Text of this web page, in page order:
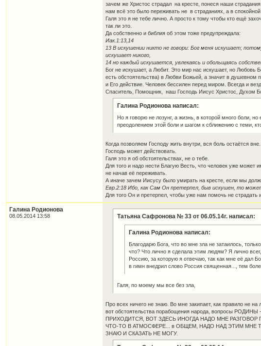
зачем же Христос страдал на кресте, понеся наши
нам всё это было переживать не в страданиях, а в
Галя это я не тебе лично. А просто к тому чтобы кто ещё
так ли это.
Да собственно и библия об этом тоже предупреждала:
Иак.1:13,14
13 В искушении никто не говори: Бог меня искушает;
искушает никого,
14 но каждый искушается, увлекаясь и обольщаясь
Бог не искушает, а Любит. Это мир нас искушает, но Любовь
есть обстоятельства) в Любви Божьей, а значит в душевном
и Его действие. Человек бессилен перед миром. Всегда и
Спаситель, Помощник, наш Господь Иисус Христос, Духом
Галина Родионова написал:
Но я говорю не лозунг, а жизнь, в которой много боли,
преодолением этой боли и шагом к сближению с теми,
Когда позволяем Господу жить внутри, вся боль остаётся
Господь может действовать.
Галя это я об обстоятельствах, не о тебе.
Для того и надо нести Благую Весть, что человек уже может
не начав её переживать.
А иначе зачем Иисусу было умирать на кресте, если мы
Евр.2:18 Ибо, как Сам Он претерпел, быв искушен, то
Для того Он и претерпел, чтобы уже нам помочь не страдать
Галина Родионова
08.05.2014 13:58 Татьяна Сафронова № 33 от 06.05.14г. написал:
Галина Родионова написал:
Благодарю Бога, что во мне зла не затаилось,
что? Что лично я сделала этим людям? Я лично
Россию, за которую я отвечаю, так как мне её дал
в гимн внедрил слово Россия священная..., тем
Галя, по моему мы все без зла,
Про всех ничего не знаю. Во мне закипает, как правило не
вот обстоятельства порабощения народа, вопросы
ПРИХОДИТСЯ, ВОТ ЗДЕСЬ ИНОГДА НАДО МНЕ РАЗГОВОР
ЧТО-ТО В АТМОСФЕРЕ... в ОБЩЕМ, НАДО НАД ЭТИМ МНЕ
ЗНАЮ И СКАЗАТЬ НЕ МОГУ.